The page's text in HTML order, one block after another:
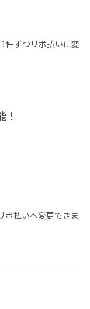
件ずつリボ払いに変
ボ払いへ変更できま